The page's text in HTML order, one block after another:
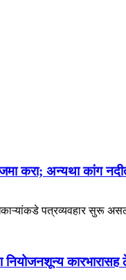
करा; अन्यथा कांग
पत्रव्यवहार सुरू
कारभारासह